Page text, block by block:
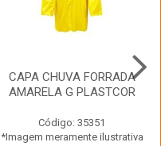
CAPA CHUVA FORRADA
AMARELA G PLASTCOR
Código: 35351
*Imagem meramente ilustrativa